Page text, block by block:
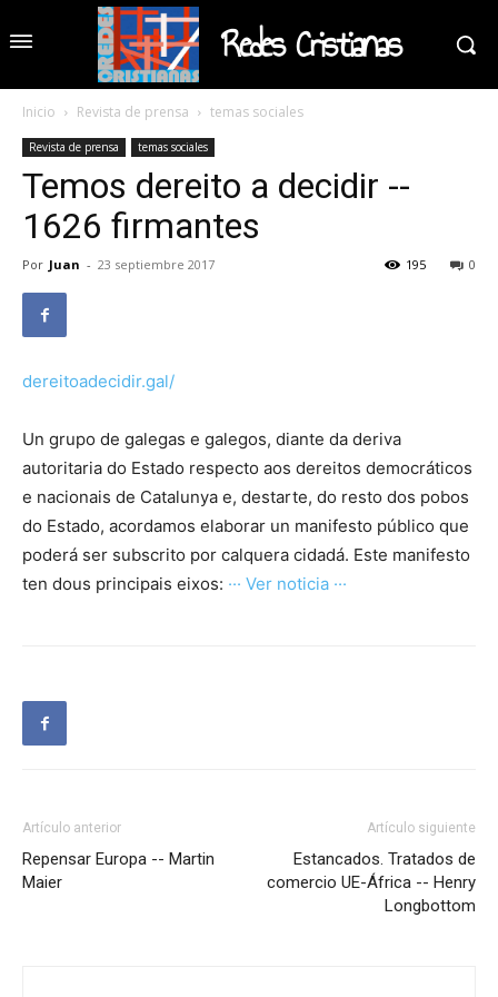
Redes Cristianas
Inicio Revista de prensa temas sociales
Revista de prensa temas sociales
Temos dereito a decidir --
1626 firmantes
Por Juan - 23 septiembre 2017 0
195
dereitoadecidir.gal/
Un grupo de galegas e galegos, diante da deriva
autoritaria do Estado respecto aos dereitos democráticos
e nacionais de Catalunya e, destarte, do resto dos pobos
do Estado, acordamos elaborar un manifesto público que
poderá ser subscrito por calquera cidadá. Este manifesto
ten dous principais eixos: ··· Ver noticia ···
Artículo anterior
Repensar Europa -- Martin
Maier
Artículo siguiente
Estancados. Tratados de
comercio UE-África -- Henry
Longbottom